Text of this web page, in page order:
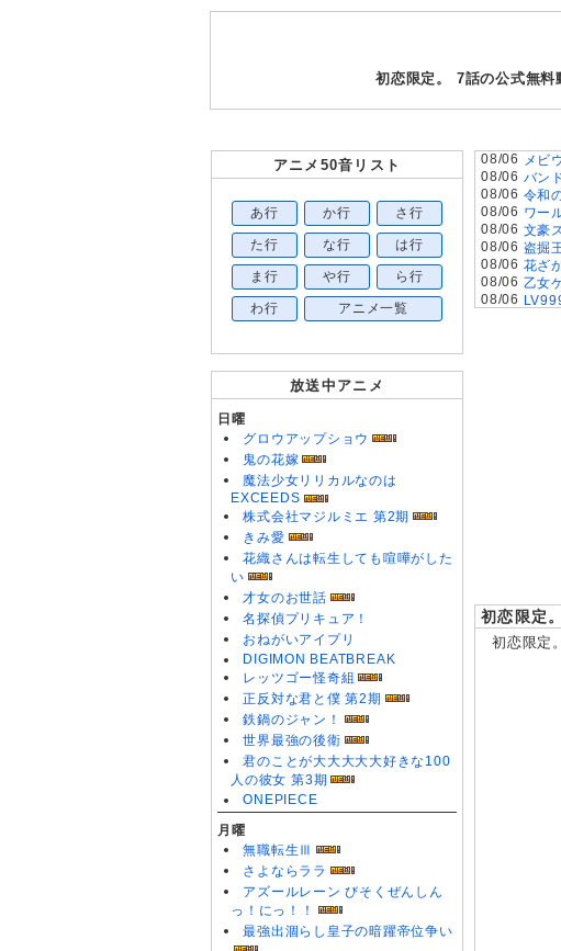
初恋限定。 7話の公式無料
アニメ50音リスト
あ行 か行 さ行
た行 な行 は行
ま行 や行 ら行
わ行 アニメ一覧
放送中アニメ
日曜
グロウアップショウ
鬼の花嫁
魔法少女リリカルなのは
EXCEEDS
株式会社マジルミエ 第2期
きみ愛
花織さんは転生しても喧嘩がした
い
才女のお世話
名探偵プリキュア！
おねがいアイプリ
DIGIMON BEATBREAK
レッツゴー怪奇組
正反対な君と僕 第2期
鉄鍋のジャン！
世界最強の後衛
君のことが大大大大大好きな100
人の彼女 第3期
ONEPIECE
月曜
無職転生Ⅲ
さよならララ
アズールレーン びそくぜんしん
っ！にっ！！
最強出涸らし皇子の暗躍帝位争い
08/06
メビ
08/06 バン
08/06 令和
08/06 ワー
08/06 文豪
08/06 盗掘
08/06 花ざ
08/06 乙女
08/06
初恋限定
初恋限定